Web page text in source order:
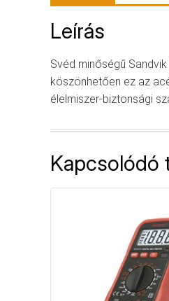
Leírás
Svéd minőségű
köszönhetően ez az
élelmiszer-biztonsági
Kapcsolódó